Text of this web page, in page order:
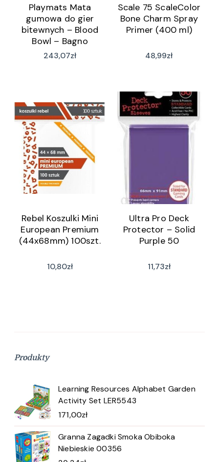
Playmats Mata
gumowa do gier
bitewnych – Blood
Bowl – Bagno
39″x34″ / 101x86cm
243,07zł
Scale 75 ScaleColor
Bone Charm Spray
Primer (400 ml)
48,99zł
Rebel Koszulki Mini
European Premium
(44x68mm) 100szt.
10,80zł
Ultra Pro Deck
Protector – Solid
Purple 50
11,73zł
Produkty
Learning Resources Alphabet Garden
Activity Set LER5543
171,00zł
Granna Zagadki Smoka Obiboka
Niebieskie 00356